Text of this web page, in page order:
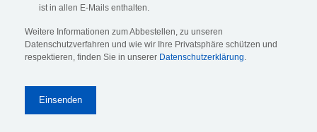
ist in allen E-Mails enthalten.
Weitere Informationen zum Abbestellen, zu unseren
Datenschutzverfahren und wie wir Ihre Privatsphäre schützen und
respektieren, finden Sie in unserer Datenschutzerklärung